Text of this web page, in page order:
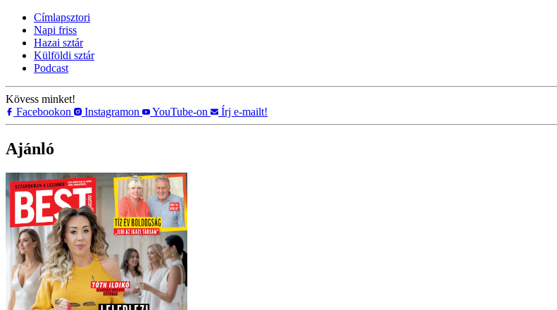
Címlapsztori
Napi friss
Hazai sztár
Külföldi sztár
Podcast
Kövess minket!
Facebookon
Instagramon YouTube-on Írj e-mailt!
Ajánló